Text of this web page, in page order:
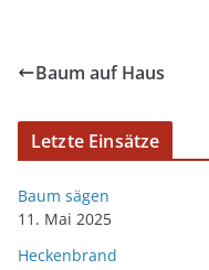
Baum auf Haus
Letzte Einsätze
Baum sägen
11. Mai 2025
Heckenbrand